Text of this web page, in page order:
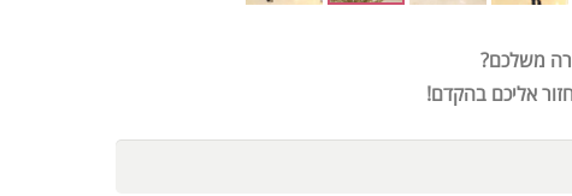
משלכם?
אליכם בהקדם!